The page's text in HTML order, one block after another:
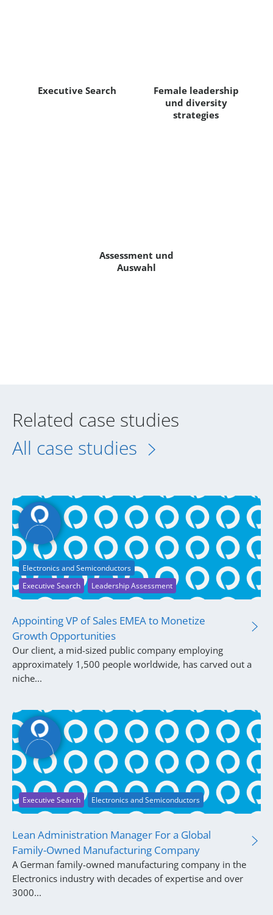
Executive Search
Female leadership
und diversity
strategies
Assessment und
Auswahl
Related case studies
All case studies
Executive Search Leadership Assessment
Electronics and Semiconductors
Appointing VP of Sales EMEA to Monetize
Growth Opportunities
Our client, a mid-sized public company employing
approximately 1,500 people worldwide, has carved out a
niche...
Executive Search Electronics and Semiconductors
Lean Administration Manager For a Global
Family-Owned Manufacturing Company
A German family-owned manufacturing company in the
Electronics industry with decades of expertise and over
3000...